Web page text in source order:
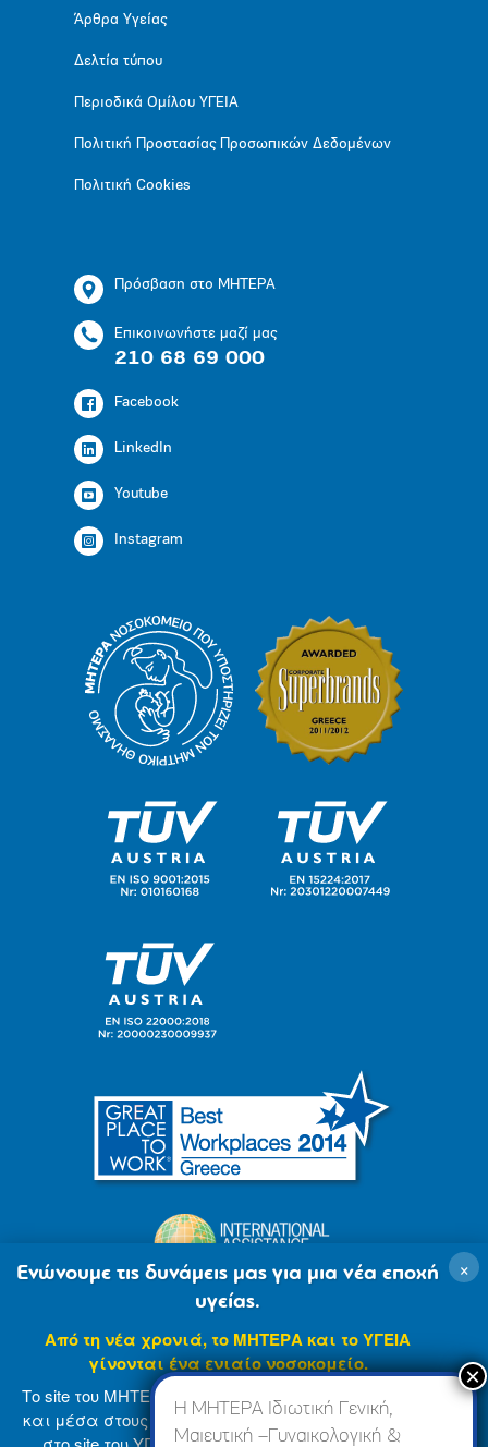
Άρθρα Υγείας
Δελτία τύπου
Περιοδικά Ομίλου ΥΓΕΙΑ
Πολιτική Προστασίας Προσωπικών Δεδομένων
Πολιτική Cookies
Πρόσβαση στο ΜΗΤΕΡΑ
Επικοινωνήστε μαζί μας
210 68 69 000
Facebook
LinkedIn
Youtube
Instagram
Η ΜΗΤΕΡΑ Ιδιωτική Γενική,
Μαιευτική –Γυναικολογική &
×
Ενώνουμε τις δυνάμεις μας για μια νέα εποχή
υγείας.
Από τη νέα χρονιά, το ΜΗΤΕΡΑ και το ΥΓΕΙΑ
γίνονται ένα ενιαίο νοσοκομείο.
Το site του ΜΗΤΕΡΑ βρίσκεται σε φάση ανανέωσης
και μέσα στους επόμενους μήνες θα ενσωματωθεί